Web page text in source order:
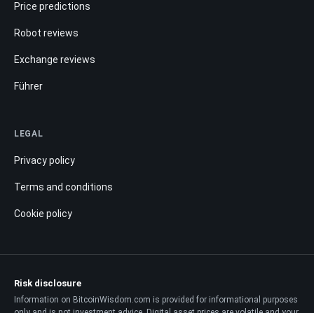
Price predictions
Robot reviews
Exchange reviews
Führer
LEGAL
Privacy policy
Terms and conditions
Cookie policy
Risk disclosure
Information on BitcoinWisdom.com is provided for informational purposes